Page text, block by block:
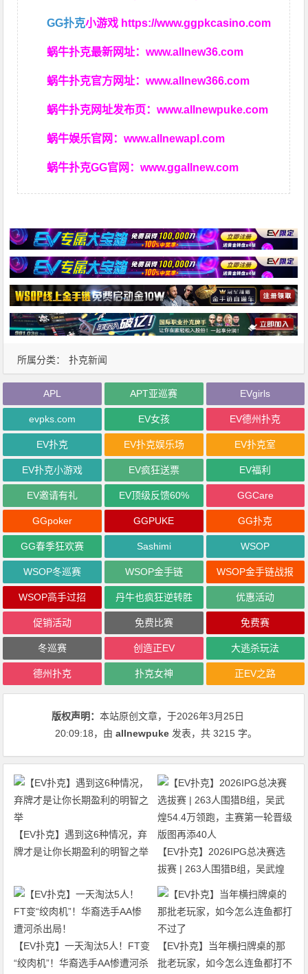
GG扑克小游戏 https://www.ggpkcasino.com
蜗牛扑克最新网址：www.allnew36.com
蜗牛扑克官方网址：www.allnew366.com
蜗牛扑克网址发布页：www.allnewpuke.com
蜗牛娱乐官网：www.allnewapl.com
蜗牛扑克GG官网：www.ggallnew.com
所属分类： 扑克新闻
APL APT亚巡赛 EVgirls
evpks.com EV女孩 EV德州扑克
EV扑克 EV扑克娱乐场 EV扑克室
EV扑克小游戏 EV疯狂送票 EV福利
EV邀请有礼 EV顶级反馈60% GGCare
GGpoker GGPUKE GG扑克
GG春季狂欢赛 Sashimi WSOP
WSOP冬巡赛 WSOP金手链 WSOP金手链战报
WSOP高手过招 丹牛也疯狂逆转胜 优惠活动
促销活动 免费比赛 免费赛
冬巡赛 创造正EV 大逃杀玩法
德州扑克 扑克女神 正EV之路
版权声明：本站原创文章，于2026年3月25日
20:09:18，由allnewpuke 发表，共 3215 字。
【EV扑克】遇到这6种情况，弃
牌才是让你长期盈利的明智之举
【EV扑克】2026IPG总决赛选
拔赛 | 263人围猎B组，吴武煌
54.4万领跑，主赛第一轮晋级版
【EV扑克】一天淘汰5人！FT变
“绞肉机”！华裔选手AA惨遭河杀
【EV扑克】当年横扫牌桌的那
批老玩家，如今怎么连鱼都打不